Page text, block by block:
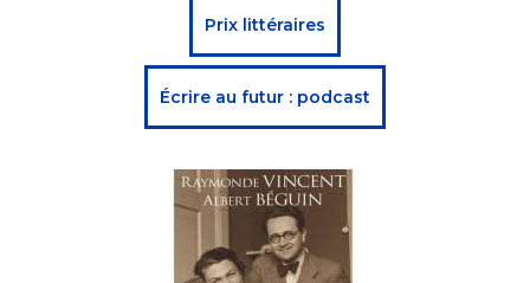
Prix littéraires
Écrire au futur : podcast